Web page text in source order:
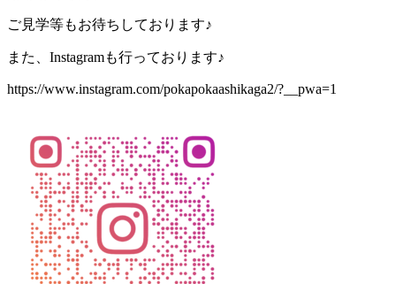
ご見学等もお待ちしております♪
また、Instagramも行っております♪
https://www.instagram.com/pokapokaashikaga2/?__pwa=1